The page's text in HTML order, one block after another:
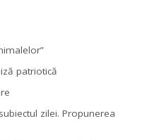
patriotică
zilei. Propunerea